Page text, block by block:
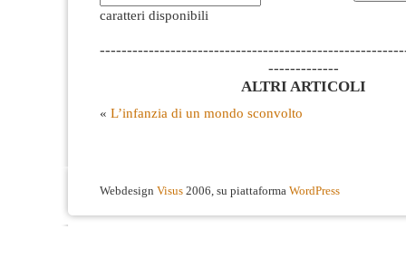
caratteri disponibili
-------------
ALTRI ARTICOLI
« L’infanzia di un mondo sconvolto
Webdesign Visus 2006, su piattaforma WordPress